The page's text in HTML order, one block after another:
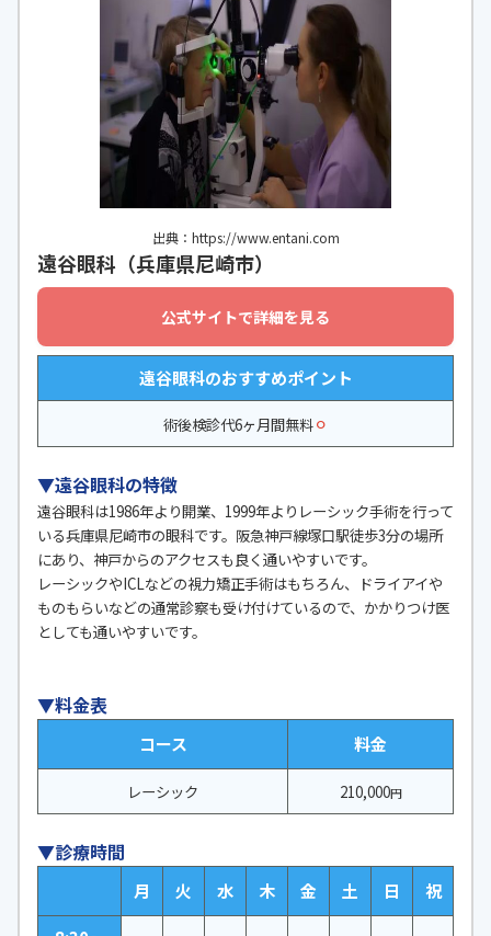
出典：https://www.entani.com
遠谷眼科（兵庫県尼崎市）
公式サイトで詳細を見る
遠谷眼科のおすすめポイント
術後検診代6ヶ月間無料⚪︎
▼遠谷眼科の特徴
遠谷眼科は1986年より開業、1999年よりレーシック手術を行って
いる兵庫県尼崎市の眼科です。阪急神戸線塚口駅徒歩3分の場所
にあり、神戸からのアクセスも良く通いやすいです。
レーシックやICLなどの視力矯正手術はもちろん、ドライアイや
ものもらいなどの通常診察も受け付けているので、かかりつけ医
としても通いやすいです。
▼料金表
コース 料金
レーシック 210,000円
▼診療時間
月 火 水 木 金 土 日 祝